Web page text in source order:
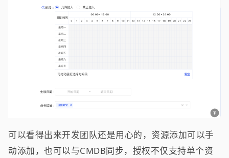
可以看得出来开发团队还是用心的，资源添加可以手
动添加，也可以与CMDB同步，授权不仅支持单个资